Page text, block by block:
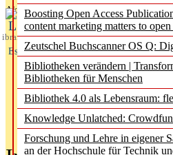
Boosting Open Access
content marketing matters to
Zeutschel Buchscanner OS Q:
Bibliotheken verändern |
Bibliotheken für Menschen
Bibliothek 4.0 als Lebensraum:
Knowledge Unlatched:
Forschung und Lehre in eigener
an der Hochschule für Technik
Aktuelles aus
L
ibrary
Essentials